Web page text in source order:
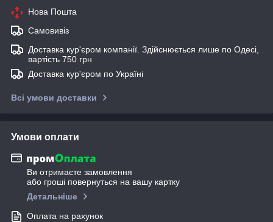
Нова Пошта
Самовивіз
Доставка кур'єром компанії. Здійснюється лише по Одесі,
вартість 750 грн
Доставка кур'єром по Україні
Всі умови доставки
Умови оплати
Ви отримаєте замовлення
або гроші повернуться на вашу картку
Детальніше
Оплата на рахунок